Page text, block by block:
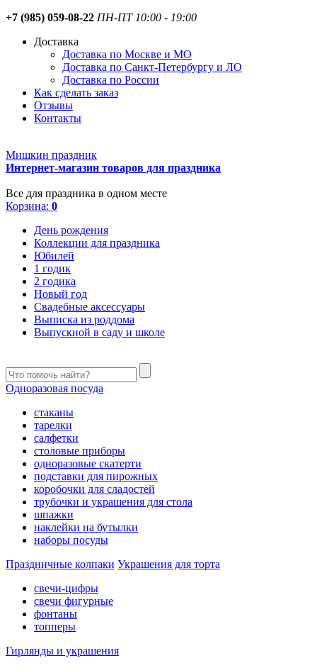
+7 (985) 059-08-22 ПН-ПТ 10:00 - 19:00
Доставка
Доставка по Москве и МО
Доставка по Санкт-Петербургу и ЛО
Доставка по России
Как сделать заказ
Отзывы
Контакты
Мишкин праздник
Интернет-магазин товаров для праздника
Все для праздника в одном месте
Корзина: 0
День рождения
Коллекции для праздника
Юбилей
1 годик
2 годика
Новый год
Свадебные аксессуары
Выписка из роддома
Выпускной в саду и школе
Одноразовая посуда
стаканы
тарелки
салфетки
столовые приборы
одноразовые скатерти
подставки для пирожных
коробочки для сладостей
трубочки и украшения для стола
шпажки
наклейки на бутылки
наборы посуды
Праздничные колпаки Украшения для торта
свечи-цифры
свечи фигурные
фонтаны
топперы
Гирлянды и украшения